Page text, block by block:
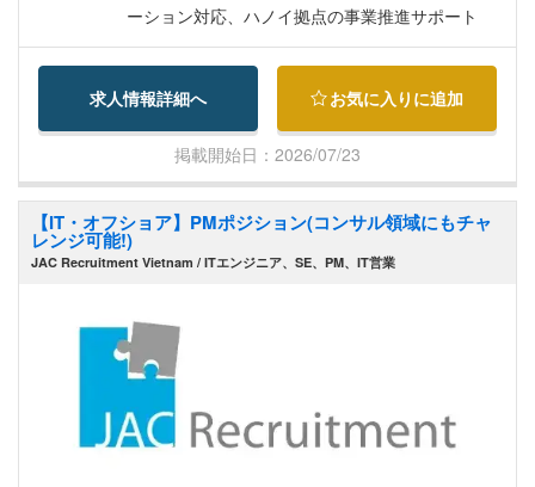
ーション対応、ハノイ拠点の事業推進サポート
求人情報詳細へ お気に入りに追加
掲載開始日：2026/07/23
【IT・オフショア】PMポジション(コンサル領域にもチャ
レンジ可能!)
JAC Recruitment Vietnam / ITエンジニア、SE、PM、IT営業